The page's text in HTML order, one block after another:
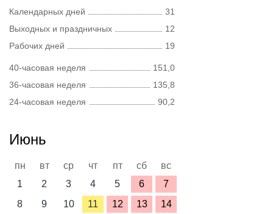
Календарных дней
31
Выходных и праздничных
12
Рабочих дней
19
40-часовая неделя
151,0
36-часовая неделя
135,8
24-часовая неделя
90,2
Июнь
пн вт ср чт пт сб
вс
1
2 3 4 5 6
7
8
9 10 11 12 13
14